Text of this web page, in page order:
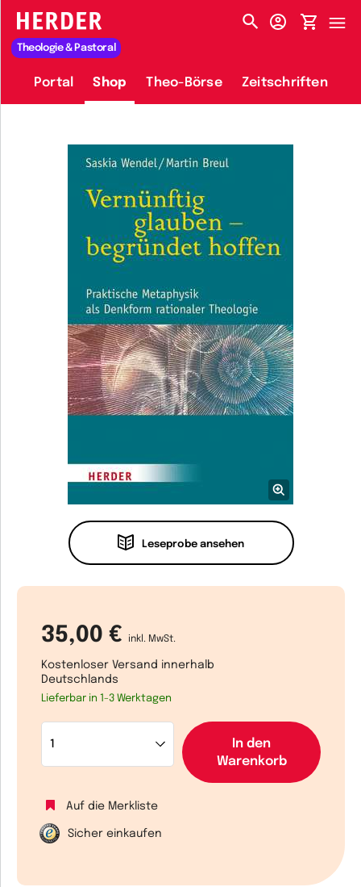
HERDER-MENÜ
Theologie & Pastoral
Portal Shop Theo-Börse Zeitschriften
Leseprobe ansehen
35,00 € inkl. MwSt.
Kostenloser Versand innerhalb
Deutschlands
Lieferbar in 1-3 Werktagen
In den
Warenkorb
Auf die Merkliste
Sicher einkaufen